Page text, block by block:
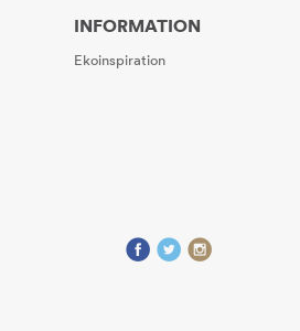
INFORMATION
Ekoinspiration